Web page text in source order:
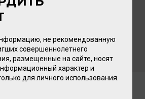
не рекомендованную
совершеннолетнего
размещенные на сайте, носят
характер и
для личного использования.